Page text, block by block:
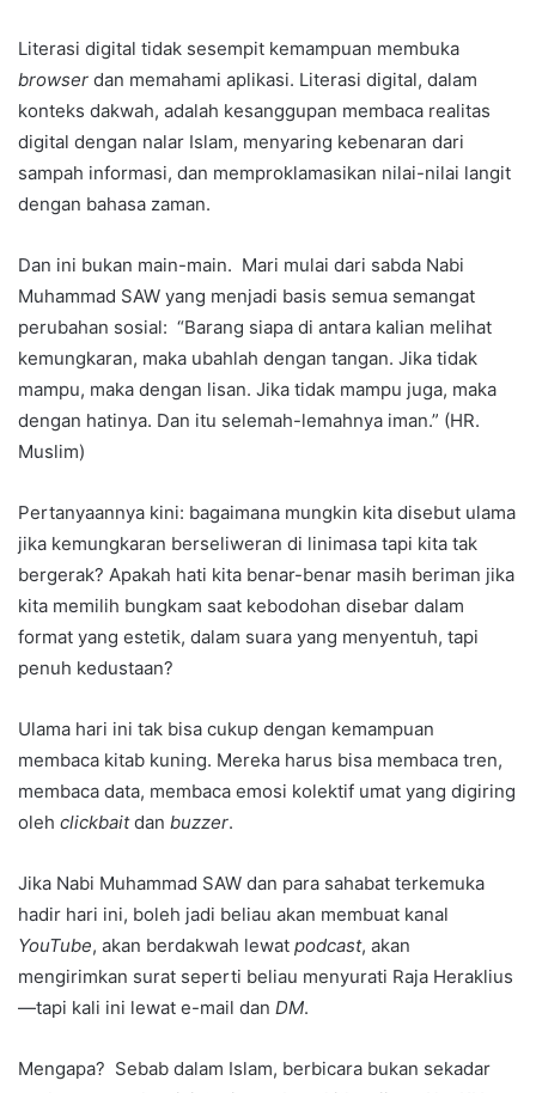
Literasi digital tidak sesempit kemampuan membuka
browser dan memahami aplikasi. Literasi digital, dalam
konteks dakwah, adalah kesanggupan membaca realitas
digital dengan nalar Islam, menyaring kebenaran dari
sampah informasi, dan memproklamasikan nilai-nilai langit
dengan bahasa zaman.
Dan ini bukan main-main. Mari mulai dari sabda Nabi
Muhammad SAW yang menjadi basis semua semangat
perubahan sosial: “Barang siapa di antara kalian melihat
kemungkaran, maka ubahlah dengan tangan. Jika tidak
mampu, maka dengan lisan. Jika tidak mampu juga, maka
dengan hatinya. Dan itu selemah-lemahnya iman.” (HR.
Muslim)
Pertanyaannya kini: bagaimana mungkin kita disebut ulama
jika kemungkaran berseliweran di linimasa tapi kita tak
bergerak? Apakah hati kita benar-benar masih beriman jika
kita memilih bungkam saat kebodohan disebar dalam
format yang estetik, dalam suara yang menyentuh, tapi
penuh kedustaan?
Ulama hari ini tak bisa cukup dengan kemampuan
membaca kitab kuning. Mereka harus bisa membaca tren,
membaca data, membaca emosi kolektif umat yang digiring
oleh clickbaitdan buzzer.
Jika Nabi Muhammad SAW dan para sahabat terkemuka
hadir hari ini, boleh jadi beliau akan membuat kanal
YouTube, akan berdakwah lewat podcast, akan
mengirimkan surat seperti beliau menyurati Raja Heraklius
—tapi kali ini lewat e-mail dan DM.
Mengapa? Sebab dalam Islam, berbicara bukan sekadar